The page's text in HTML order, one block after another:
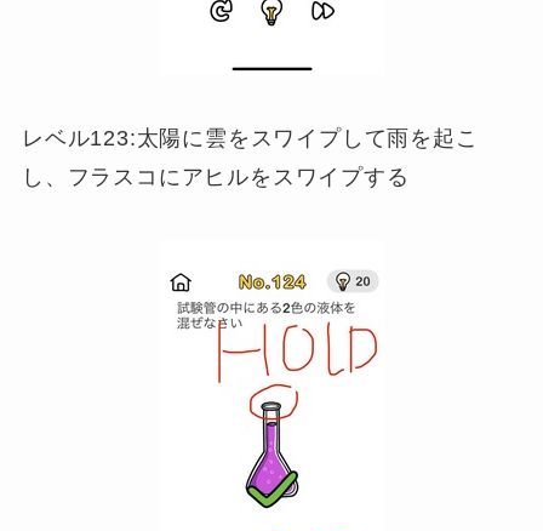
レベル123:太陽に雲をスワイプして雨を起こ
し、フラスコにアヒルをスワイプする